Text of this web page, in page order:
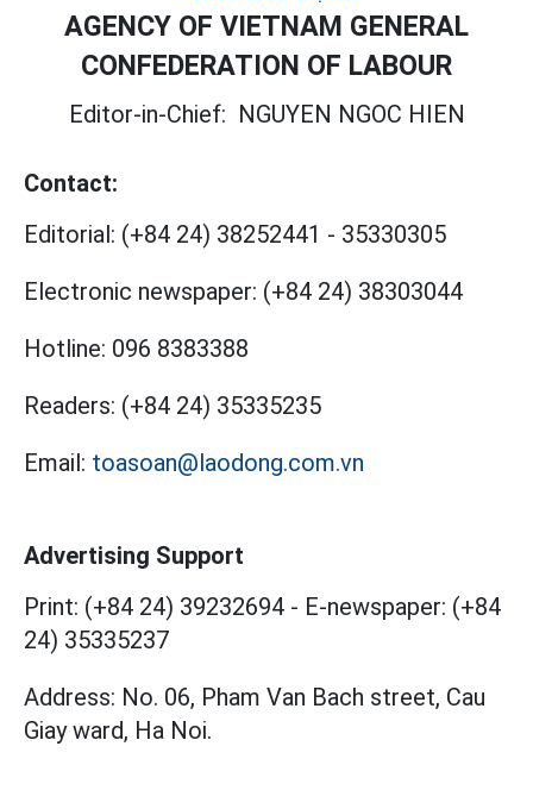
AGENCY OF VIETNAM GENERAL
CONFEDERATION OF LABOUR
Editor-in-Chief: NGUYEN NGOC HIEN
Contact:
Editorial: (+84 24) 38252441 - 35330305
Electronic newspaper: (+84 24) 38303044
Hotline: 096 8383388
Readers: (+84 24) 35335235
Email: toasoan@laodong.com.vn
Advertising Support
Print: (+84 24) 39232694 - E-newspaper: (+84
24) 35335237
Address: No. 06, Pham Van Bach street, Cau
Giay ward, Ha Noi.